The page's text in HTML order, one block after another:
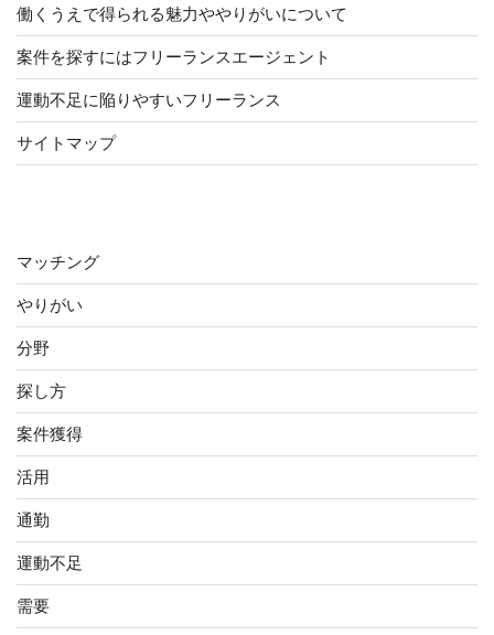
働くうえで得られる魅力ややりがいについて
案件を探すにはフリーランスエージェント
運動不足に陥りやすいフリーランス
サイトマップ
マッチング
やりがい
分野
探し方
案件獲得
活用
通勤
運動不足
需要